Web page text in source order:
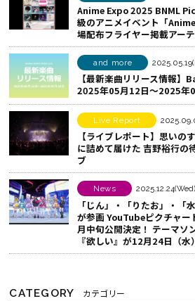
o
k
で
シ
ェ
ア
す
る
Anime Expo 2025 BNML
級のアニメイベント「
場配布フライヤー掲載アー
and more
【最新楽曲リリース情報
2025年05月12日～2025年
Live Report
【ライブレポート】思いの
に詰めて届けた 吉野裕行の
ブ
News 2025.12.24(Wed)
「じん」・「りたお」・「
が参画 YouTubeピクチャー
月中旬公開決定！ テーマソ
『欲しい』が12月24日（
CATEGORY カテゴリー